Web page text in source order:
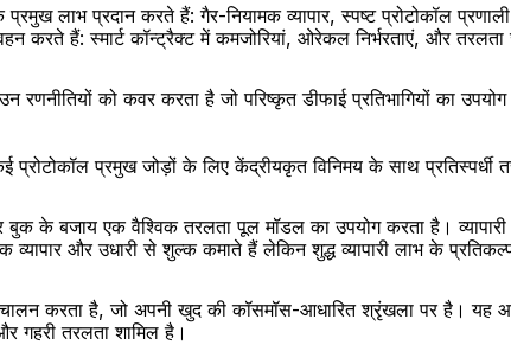
लाभ प्रदान करते हैं: गैर-नियामक व्यापार, स्पष्ट प्रोटोकॉल
करते हैं: स्मार्ट कॉन्ट्रैक्ट में कमजोरियां, ओरेकल निर्भरताएं, और
को कवर करता है जो परिष्कृत डीफाई प्रतिभागियों का
प्रोटोकॉल प्रमुख जोड़ों के लिए केंद्रीयकृत विनिमय के साथ प्रतिस्पर्धी
के बजाय एक वैश्विक तरलता पूल मॉडल का उपयोग करता है।
व्यापार और उधारी से शुल्क कमाते हैं लेकिन शुद्ध व्यापारी लाभ के
करता है, जो अपनी खुद की कॉसमॉस-आधारित श्रृंखला पर है। यह
गहरी तरलता शामिल है।